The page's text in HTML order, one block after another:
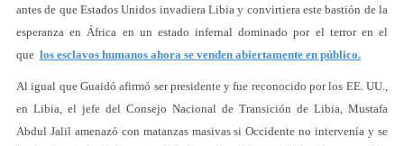
antes de que Estados Unidos invadiera Libia y convirtiera este bastión de la
esperanza en África en un estado infernal dominado por el terror en el
que los esclavos humanos ahora se venden abiertamente en público.
Al igual que Guaidó afirmó ser presidente y fue reconocido por los EE. UU.,
en Libia, el jefe del Consejo Nacional de Transición de Libia, Mustafa
Abdul Jalil amenazó con matanzas masivas si Occidente no intervenía y se